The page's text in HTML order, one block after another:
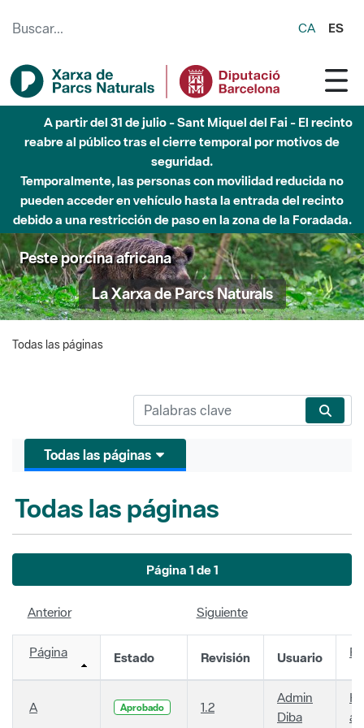
CA ES
A partir del 31 de julio - Sant Miquel del Fai - El recinto
reabre al público tras el cierre temporal por motivos de
seguridad.
Temporalmente, las personas con movilidad reducida no
pueden acceder en vehículo hasta la entrada del recinto
debido a una restricción de paso en la zona de la Foradada.
Peste porcina africana
La Xarxa de Parcs Naturals
Todas las páginas
Todas las páginas
Todas las páginas
Página 1 de 1
Anterior Siguiente
Página Estado Revisión Usuario
A Aprobado 1.2
Admin
Diba